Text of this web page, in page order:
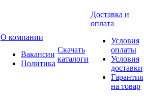
О компании
Вакансии
Политика
Скачать
каталоги
Доставка и
оплата
Условия
оплаты
Условия
доставки
Гарантия
на товар